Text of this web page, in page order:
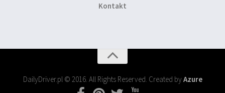
Kontakt
DailyDriver.pl © 2016. All Rights Reserved. Created byAzure